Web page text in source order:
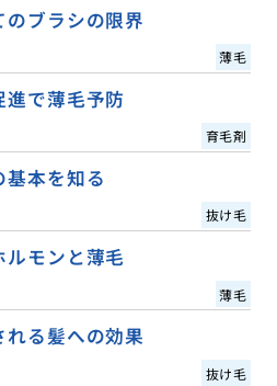
ブラシの限界
薄毛
で薄毛予防
育毛剤
基本を知る
抜け毛
ルモンと薄毛
薄毛
れる髪への効果
抜け毛